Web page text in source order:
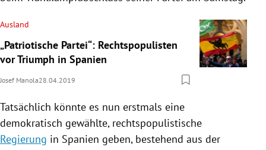
Ausland
„Patriotische Partei“: Rechtspopulisten
vor Triumph in Spanien
Josef Manola28.04.2019
Tatsächlich könnte es nun erstmals eine
demokratisch gewählte, rechtspopulistische
Regierung in Spanien geben, bestehend aus der